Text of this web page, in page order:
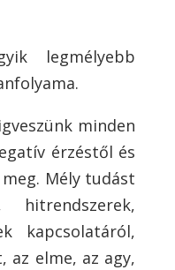
legmélyebb
minden
érzéstől és
Mély tudást
kapcsolatáról,
az elme, az agy,